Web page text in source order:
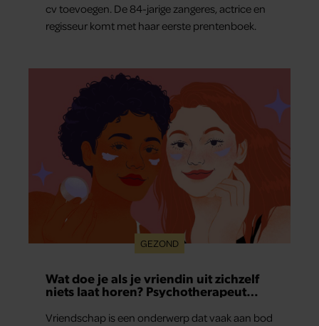
cv toevoegen. De 84-jarige zangeres, actrice en
regisseur komt met haar eerste prentenboek.
GEZOND
Wat doe je als je vriendin uit zichzelf
niets laat horen? Psychotherapeut
Martine geeft advies.
Vriendschap is een onderwerp dat vaak aan bod